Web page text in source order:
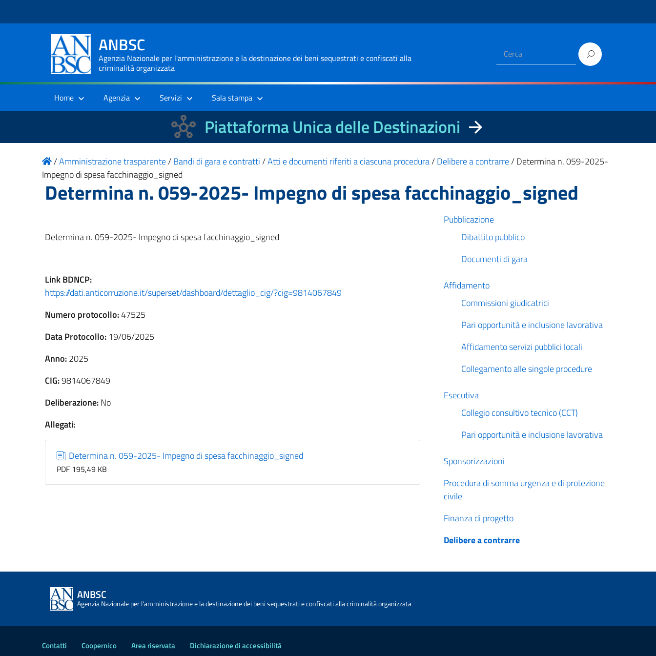
ANBSC
Agenzia Nazionale per l'amministrazione e la destinazione dei beni sequestrati e confiscati alla
criminalità organizzata
Home Agenzia Servizi Sala stampa
Piattaforma Unica delle Destinazioni
/Amministrazione trasparente/Bandi di gara e contratti/Atti e documenti riferiti a ciascuna procedura/Delibere a contrarre/Determina n. 059-2025-
Impegno di spesa facchinaggio_signed
Determina n. 059-2025- Impegno di spesa facchinaggio_signed
Determina n. 059-2025- Impegno di spesa facchinaggio_signed
LinkBDNCP:
https://dati.anticorruzione.it/superset/dashboard/dettaglio_cig/?cig=9814067849
Numero protocollo:47525
Data Protocollo: 19/06/2025
Anno:2025
CIG:9814067849
Deliberazione:No
Allegati:
Determina n. 059-2025- Impegno di spesa facchinaggio_signed
PDF 195,49 KB
Pubblicazione
Dibattito pubblico
Documenti di gara
Affidamento
Commissioni giudicatrici
Pari opportunità e inclusione lavorativa
Affidamento servizi pubblici locali
Collegamento alle singole procedure
Esecutiva
Collegio consultivo tecnico (CCT)
Pari opportunità e inclusione lavorativa
Sponsorizzazioni
Procedura di somma urgenza e di protezione
civile
Finanza di progetto
Delibere a contrarre
ANBSC
Agenzia Nazionale per l'amministrazione e la destinazione dei beni sequestrati e confiscati alla criminalità organizzata
Contatti Coopernico Area riservata Dichiarazione di accessibilità